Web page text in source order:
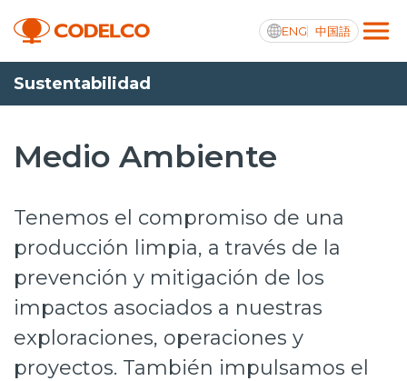
ENG 中国語
Transparencia activa
Operaciones
Proyectos
Sustentabilidad
Sustentabilidad
Medio Ambiente
Tenemos el compromiso de una
producción limpia, a través de la
prevención y mitigación de los
impactos asociados a nuestras
exploraciones, operaciones y
proyectos. También impulsamos el